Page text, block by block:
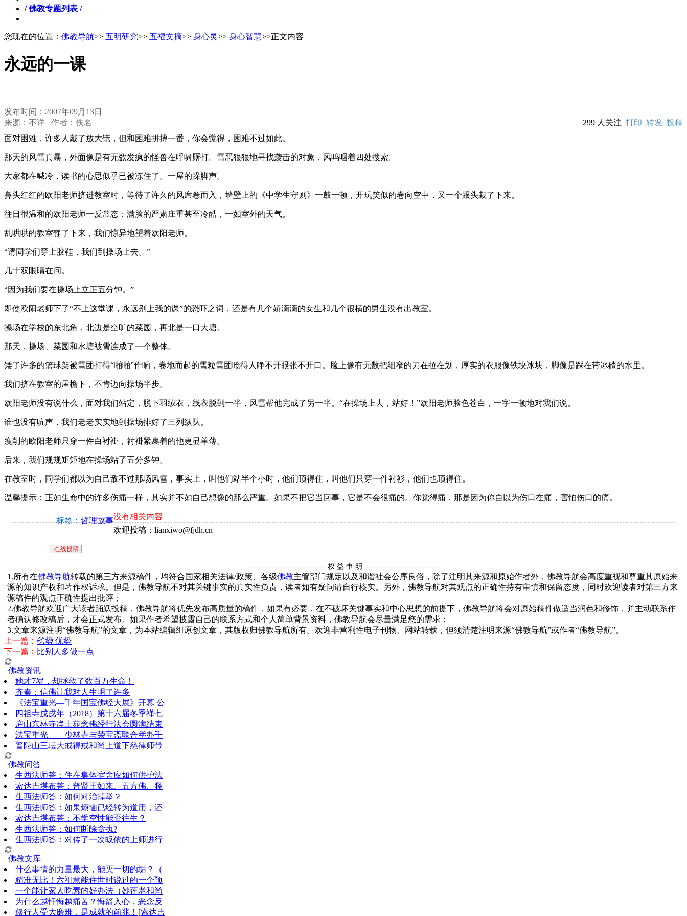
/ 佛教专题列表 /
您现在的位置： 佛教导航>> 五明研究>> 五福文摘>> 身心灵>> 身心智慧>>正文内容
永远的一课
发布时间：2007年09月13日
来源：不详 作者：佚名
299人关注 打印 转发 投稿
面对困难，许多人戴了放大镜，但和困难拼搏一番，你会觉得，困难不过如此。
那天的风雪真暴，外面像是有无数发疯的怪兽在呼啸厮打。雪恶狠狠地寻找袭击的对象，风呜咽着四处搜索。
大家都在喊冷，读书的心思似乎已被冻住了。一屋的跺脚声。
鼻头红红的欧阳老师挤进教室时，等待了许久的风席卷而入，墙壁上的《中学生守则》一鼓一顿，开玩笑似的卷向空中，又一个跟头栽了下来。
往日很温和的欧阳老师一反常态：满脸的严肃庄重甚至冷酷，一如室外的天气。
乱哄哄的教室静了下来，我们惊异地望着欧阳老师。
“请同学们穿上胶鞋，我们到操场上去。”
几十双眼睛在问。
“因为我们要在操场上立正五分钟。”
即使欧阳老师下了“不上这堂课，永远别上我的课”的恐吓之词，还是有几个娇滴滴的女生和几个很横的男生没有出教室。
操场在学校的东北角，北边是空旷的菜园，再北是一口大塘。
那天，操场、菜园和水塘被雪连成了一个整体。
矮了许多的篮球架被雪团打得“啪啪”作响，卷地而起的雪粒雪团呛得人睁不开眼张不开口。脸上像有无数把细窄的刀在拉在划，厚实的衣服像铁块冰块，脚像是踩在带冰碴的水里。
我们挤在教室的屋檐下，不肯迈向操场半步。
欧阳老师没有说什么，面对我们站定，脱下羽绒衣，线衣脱到一半，风雪帮他完成了另一半。“在操场上去，站好！”欧阳老师脸色苍白，一字一顿地对我们说。
谁也没有吭声，我们老老实实地到操场排好了三列纵队。
瘦削的欧阳老师只穿一件白衬褂，衬褂紧裹着的他更显单薄。
后来，我们规规矩矩地在操场站了五分多钟。
在教室时，同学们都以为自己敌不过那场风雪，事实上，叫他们站半个小时，他们顶得住，叫他们只穿一件衬衫，他们也顶得住。
温馨提示：正如生命中的许多伤痛一样，其实并不如自己想像的那么严重。如果不把它当回事，它是不会很痛的。你觉得痛，那是因为你自以为伤口在痛，害怕伤口的痛。
标签：哲理故事没有相关内容
欢迎投稿：lianxiwo@fjdh.cn
在线投稿
------------------------------ 权 益 申 明 -----------------------------
1.所有在佛教导航转载的第三方来源稿件，均符合国家相关法律/政策、各级佛教主管部门规定以及和谐社会公序良俗，除了注明其来源和原始作者外，佛教导航会高度重视和尊重其原始来
源的知识产权和著作权诉求。但是，佛教导航不对其关键事实的真实性负责，读者如有疑问请自行核实。另外，佛教导航对其观点的正确性持有审慎和保留态度，同时欢迎读者对第三方来
源稿件的观点正确性提出批评；
2.佛教导航欢迎广大读者踊跃投稿，佛教导航将优先发布高质量的稿件，如果有必要，在不破坏关键事实和中心思想的前提下，佛教导航将会对原始稿件做适当润色和修饰，并主动联系作
者确认修改稿后，才会正式发布。如果作者希望披露自己的联系方式和个人简单背景资料，佛教导航会尽量满足您的需求；
3.文章来源注明“佛教导航”的文章，为本站编辑组原创文章，其版权归佛教导航所有。欢迎非营利性电子刊物、网站转载，但须清楚注明来源“佛教导航”或作者“佛教导航”。
上一篇： 劣势 优势
下一篇： 比别人多做一点
佛教资讯
她才7岁，却拯救了数百万生命！
齐秦：信佛让我对人生明了许多
《法宝重光—千年国宝佛经大展》开幕 公
四祖寺戊戌年（2018）第十六届冬季禅七
庐山东林寺净土苑念佛经行法会圆满结束
法宝重光——少林寺与荣宝斋联合举办千
普陀山三坛大戒得戒和尚上道下慈律师带
佛教问答
生西法师答：住在集体宿舍应如何供护法
索达吉堪布答：普贤王如来、五方佛、释
生西法师答：如何对治掉举？
生西法师答：如果烦恼已经转为道用，还
索达吉堪布答：​不学空性能否往生？
生西法师答：如何断除贪执?
生西法师答：对传了一次皈依的上师进行
佛教文库
什么事情的力量最大，能灭一切的垢？（
精准无比！六祖慧能住世时说过的一个预
一个能让家人吃素的好办法（妙莲老和尚
为什么越忏悔越痛苦？悔箭入心，恶念反
修行人受大磨难，是成就的前兆！[索达吉